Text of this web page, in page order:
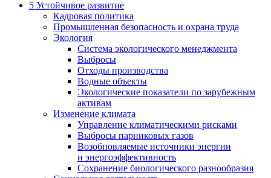
5 Устойчивое развитие
Кадровая политика
Промышленная безопасность и охрана труда
Экология
Система экологического менеджмента
Выбросы
Отходы производства
Водные объекты
Экологические показатели по зарубежным
активам
Изменение климата
Управление климатическими рисками
Выбросы парниковых газов
Возобновляемые источники энергии
и энергоэффективность
Сохранение биологического разнообразия